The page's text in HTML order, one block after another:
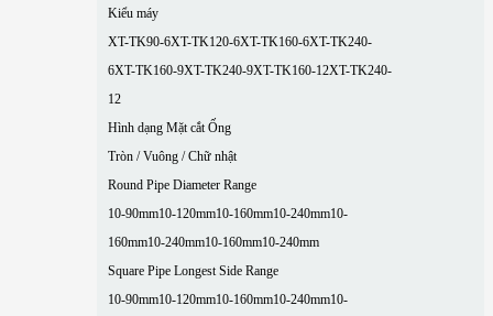
Kiểu máy
XT-TK90-6XT-TK120-6XT-TK160-6XT-TK240-
6XT-TK160-9XT-TK240-9XT-TK160-12XT-TK240-
12
Hình dạng Mặt cắt Ống
Tròn / Vuông / Chữ nhật
Round Pipe Diameter Range
10-90mm10-120mm10-160mm10-240mm10-
160mm10-240mm10-160mm10-240mm
Square Pipe Longest Side Range
10-90mm10-120mm10-160mm10-240mm10-